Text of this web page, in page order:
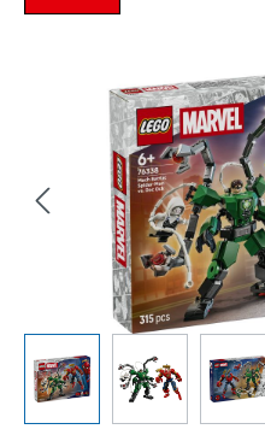
Bildergalerie überspringen